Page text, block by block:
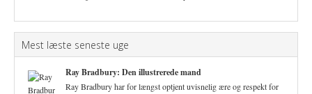
Mest læste seneste uge
Ray Bradbury: Den illustrerede mand
Ray Bradbury har for længst optjent uvisnelig ære og respekt for